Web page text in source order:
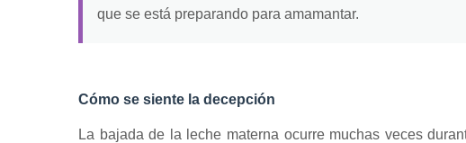
que se está preparando para amamantar.
Cómo se siente la decepción
La bajada de la leche materna ocurre muchas veces